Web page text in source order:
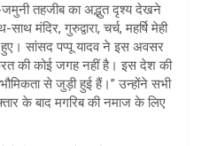
तहजीब का अद्भुत दृश्य देखने
मंदिर, गुरुद्वारा, चर्च, महर्षि मेही
सांसद पप्पू यादव ने इस अवसर
की कोई जगह नहीं है। इस देश की
से जुड़ी हुई हैं।” उन्होंने सभी
के बाद मगरिब की नमाज के लिए